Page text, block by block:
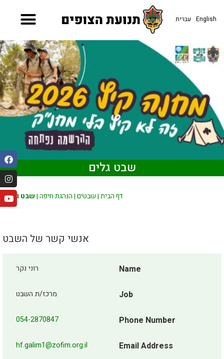
עברית English
שבט גלים
דף הבית | שבטים | הנהגת חיפה | שבט גלים
אנשי קשר של השבט
Name רוני נקר
Job מרכז/ת השבט
Phone Number
054-2870847
Email Address
hf.galim1@zofim.org.il